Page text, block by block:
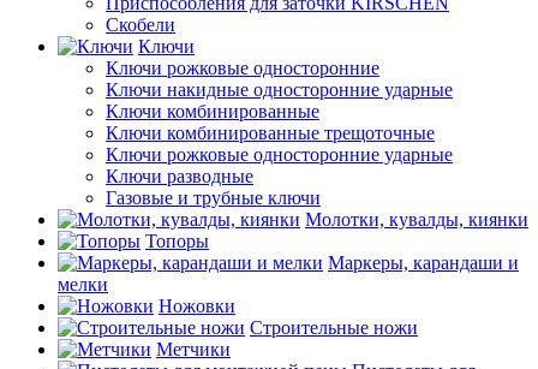
Скобели
Ключи
Ключи рожковые односторонние
Ключи накидные односторонние ударные
Ключи комбинированные
Ключи комбинированные трещоточные
Ключи рожковые односторонние ударные
Ключи разводные
Газовые и трубные ключи
Молотки, кувалды, киянки
Топоры
Маркеры, карандаши и
мелки
Ножовки
Строительные ножи
Метчики